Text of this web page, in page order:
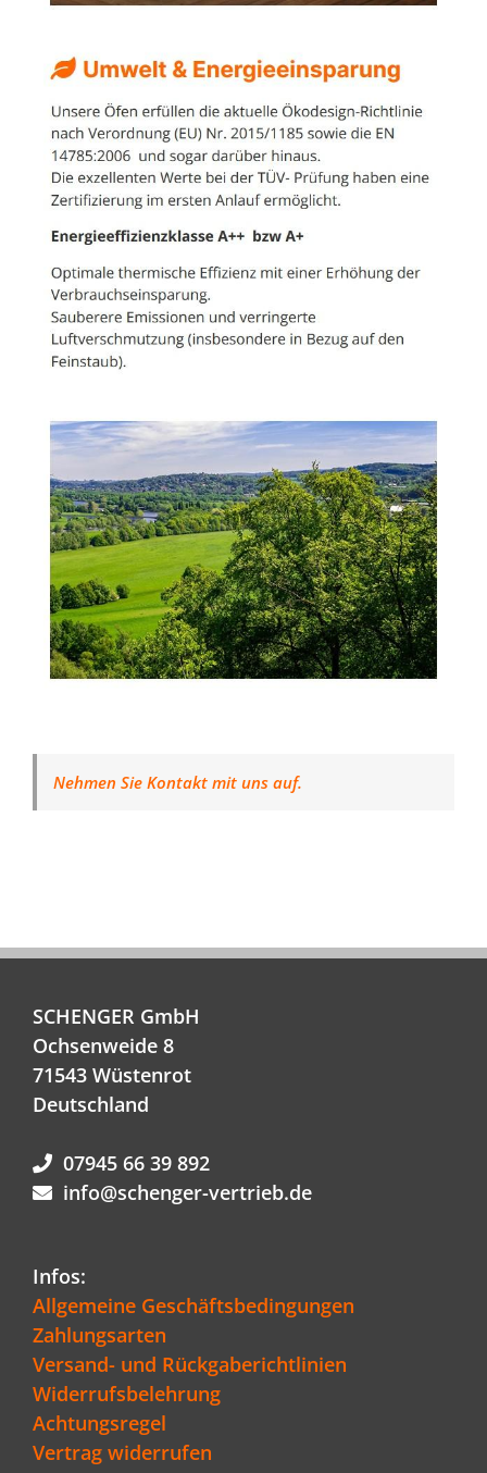
Nehmen Sie Kontakt mit uns auf.
SCHENGER GmbH
Ochsenweide 8
71543 Wüstenrot
Deutschland
07945 66 39 892
info@schenger-vertrieb.de
Infos:
Allgemeine Geschäftsbedingungen
Zahlungsarten
Versand- und Rückgaberichtlinien
Widerrufsbelehrung
Achtungsregel
Vertrag widerrufen